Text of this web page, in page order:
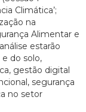
Climática’;
na
Alimentar e
estarão
do solo,
gestão digital
segurança
no setor